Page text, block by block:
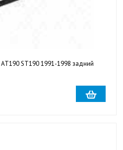
ST190 1991-1998 задний